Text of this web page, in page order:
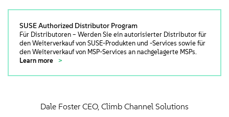
SUSE Authorized Distributor Program
Für Distributoren – Werden Sie ein autorisierter Distributor für
den Weiterverkauf von SUSE-Produkten und -Services sowie für
den Weiterverkauf von MSP-Services an nachgelagerte MSPs.
Learn more
Dale Foster CEO, Climb Channel Solutions